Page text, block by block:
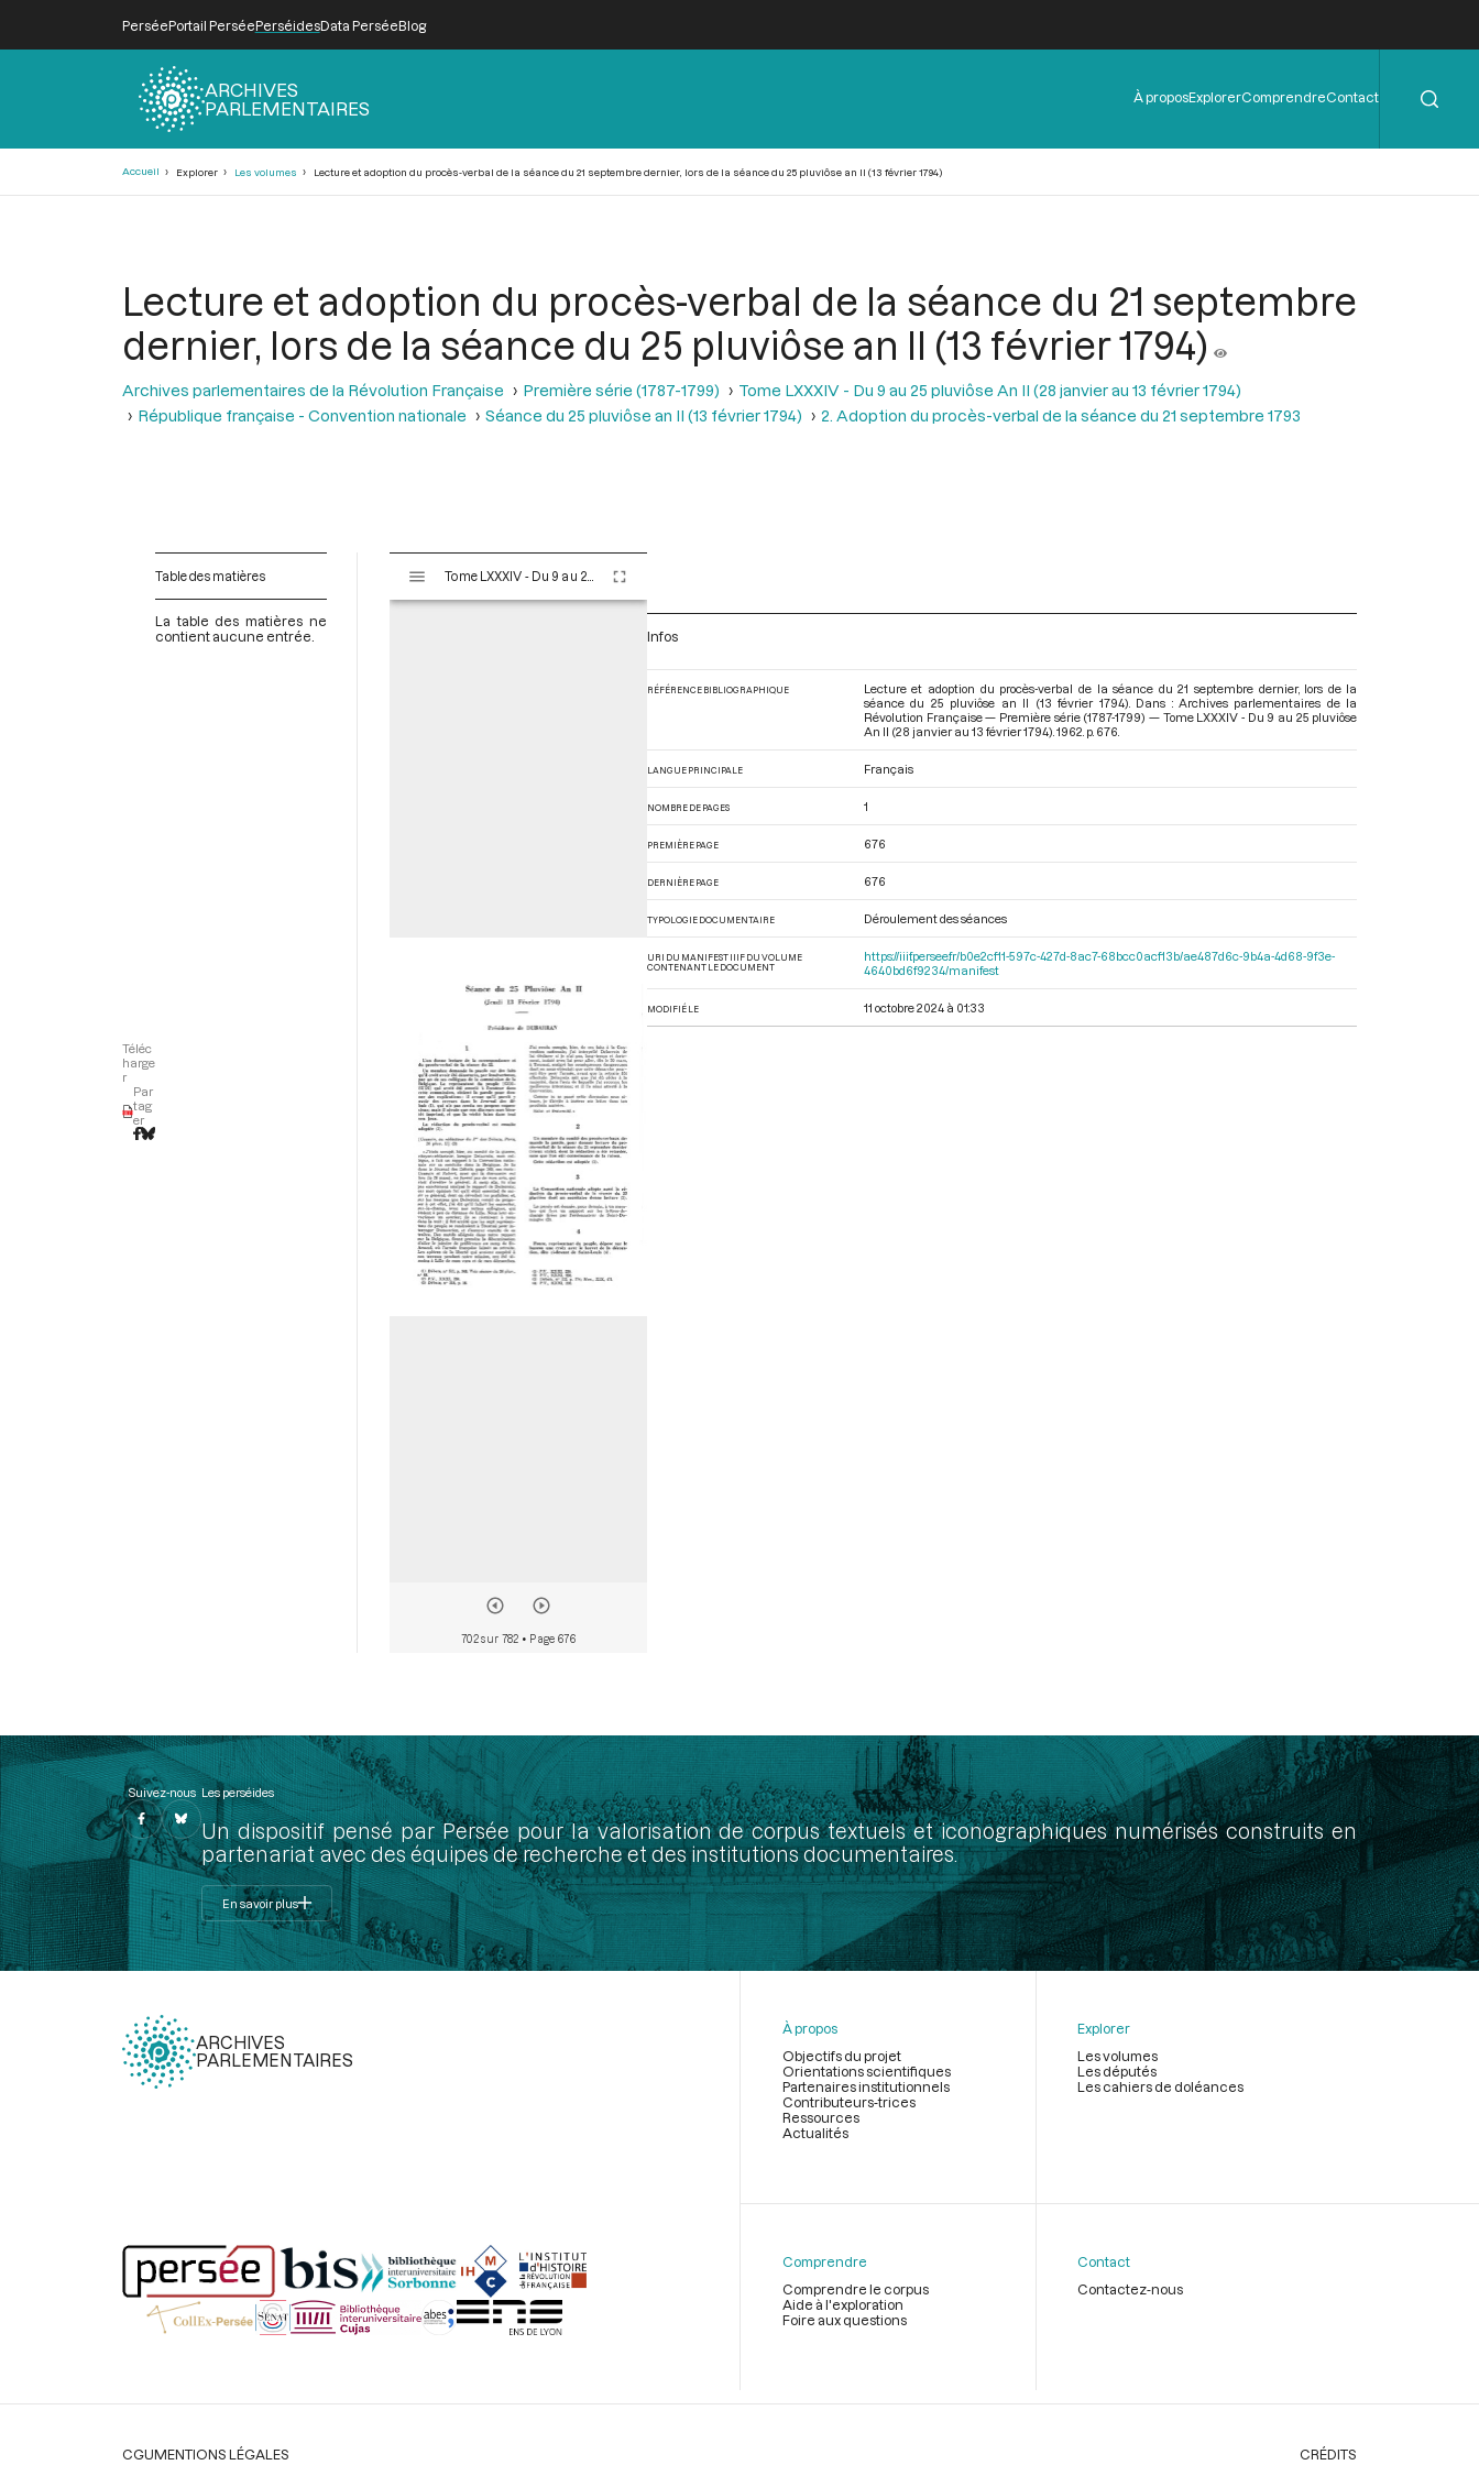
PerséePortail PerséePerséidesData PerséeBlog
ARCHIVES
PARLEMENTAIRES
Menu
de
À proposExplorerComprendreContact
Accueil Explorer Les volumes Lecture et adoption du procès-verbal de la séance du 21 septembre dernier, lors de la séance du 25 pluviôse an II (13 février 1794)
Lecture et adoption du procès-verbal de la séance du 21 septembre
dernier, lors de la séance du 25 pluviôse an II (13 février 1794)
Archives parlementaires de la Révolution Française Première série (1787-1799)
Tome LXXXIV - Du 9 au 25 pluviôse An II (28 janvier au 13 février 1794)
République française - Convention nationale
Séance du 25 pluviôse an II (13 février 1794) 2. Adoption du procès-verbal de la séance du 21 septembre 1793
Téléc
harge
r
Par
tag
er
Table des matières
La table des matières ne
contient aucune entrée.
s
702 sur 782 • Page 676
Infos
RÉFÉRENCE BIBLIOGRAPHIQUE
Lecture et adoption du procès-verbal de la séance du 21 septembre dernier, lors de la
séance du 25 pluviôse an II (13 février 1794). Dans : Archives parlementaires de la
Révolution Française — Première série (1787-1799) — Tome LXXXIV - Du 9 au 25 pluviôse
An II (28 janvier au 13 février 1794) . 1962. p. 676.
LANGUE PRINCIPALE Français
NOMBRE DE PAGES 1
PREMIÈRE PAGE 676
DERNIÈRE PAGE 676
TYPOLOGIE DOCUMENTAIRE Déroulement des séances
URI DU MANIFEST IIIF DU VOLUME
CONTENANT LE DOCUMENT
https://iiif.persee.fr/b0e2cf11-597c-427d-8ac7-68bcc0acf13b/ae487d6c-9b4a-4d68-9f3e-
4640bd6f9234/manifest
MODIFIÉ LE 11 octobre 2024 à 01:33
Suivez-nous Les perséides
Un dispositif pensé par Persée pour la valorisation de corpus textuels et iconographiques numérisés construits en
partenariat avec des équipes de recherche et des institutions documentaires.
En savoir plus
ARCHIVES
PARLEMENTAIRES
page
À propos
Objectifs du projet
Orientations scientifiques
Partenaires institutionnels
Contributeurs-trices
Ressources
Actualités
Explorer
Les volumes
Les députés
Les cahiers de doléances
Comprendre
Comprendre le corpus
Aide à l'exploration
Foire aux questions
Contact
Contactez-nous
Légal
CGUMENTIONS LÉGALES CRÉDITS